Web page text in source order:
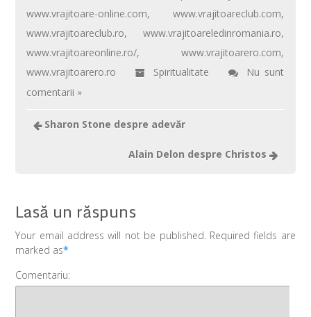
www.vrajitoare-online.com,www.vrajitoareclub.com,
www.vrajitoareclub.ro,www.vrajitoareledinromania.ro,
www.vrajitoareonline.ro/,www.vrajitoarero.com,
www.vrajitoarero.ro
Spiritualitate
Nu sunt
comentarii »
Sharon Stone despre adevăr
Alain Delon despre Christos
Lasă un răspuns
Your email address will not be published. Required fields are
marked as*
Comentariu: